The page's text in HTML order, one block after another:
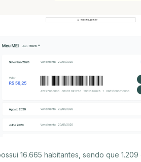
16.665 habitantes, sendo que